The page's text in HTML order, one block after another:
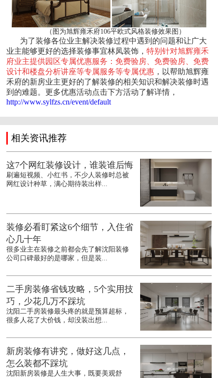
（图为旭辉雍禾府106平欧式风格装修效果图）
为了装修各位业主解决装修过程中遇到的问题和让广大
业主能够更好的选择装修事宜林凤装饰，特别针对旭辉雍禾
府业主提供园区专属优惠服务：免费验房、免费验房、免费
设计和楼盘分析讲座等专属服务等专属优惠 ，以帮助旭辉雍
禾府的新房业主更好的了解装修的相关知识和解决装修时遇
到的难题。更多优惠活动点击下方活动了解详情，
http://www.sylfzs.cn/event/default
相关资讯推荐
这7个网红装修设计，谁装谁后悔
刷遍短视频、小红书，不少人装修时总被
网红设计种草，满心期待装出样...
装修必看盯紧这6个细节，入住省
心几十年
很多业主在装修之前都会先了解沈阳装修
公司口碑最好的是哪家，但是装...
二手房装修省钱攻略，5个实用技
巧，少花几万不踩坑
沈阳二手房装修最头疼的就是预算超标，
很多人花了大价钱，却没装出想...
新房装修有讲究，做好这几点，
怎么装都不踩坑
沈阳新房装修是人生大事，既要美观舒